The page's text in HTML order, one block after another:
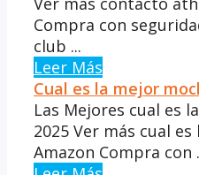
Compra con
club ...
Leer Más
Cual es la mejor
Las Mejores cual es
2025 Ver más cual
Amazon Compra con